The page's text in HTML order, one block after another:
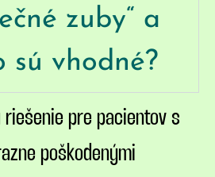
zuby“ a
sú vhodné?
riešenie pre pacientov s
poškodenými